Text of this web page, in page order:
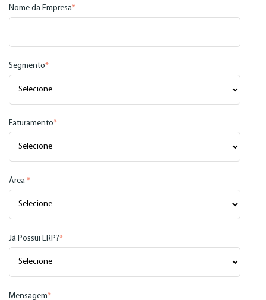
Nome da Empresa*
Segmento*
Faturamento*
Área *
Já Possui ERP?*
Mensagem*